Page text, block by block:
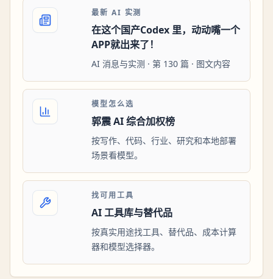
最新 AI 实测
在这个国产Codex 里，动动嘴一个
APP就出来了！
AI 消息与实测 · 第 130 篇 · 图文内容
模型怎么选
郭震 AI 综合加权榜
按写作、代码、行业、研究和本地部署
场景看模型。
找可用工具
AI 工具库与替代品
按真实用途找工具、替代品、成本计算
器和模型选择器。